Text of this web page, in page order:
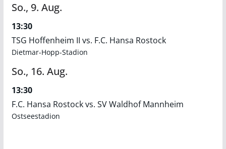
So., 9. Aug.
13:30
TSG Hoffenheim II vs. F.C. Hansa Rostock
Dietmar-Hopp-Stadion
So., 16. Aug.
13:30
F.C. Hansa Rostock vs. SV Waldhof Mannheim
Ostseestadion